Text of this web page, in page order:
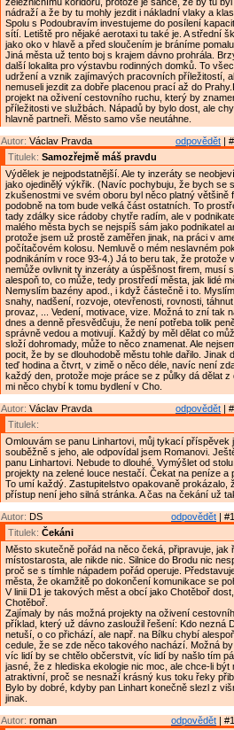
nádraží a že by tu mohly jezdit i nákladní vlaky a
Spolu s Podoubravím investujeme do posílení
sítí. Letiště pro nějaké aerotaxi tu také je. A střední
jako oko v hlavě a před sloučením je bráníme
Jiná města už tento boj s krajem dávno prohrála.
další lokalita pro výstavbu rodinných domků. To
udržení a vznik zajímavých pracovních příležitostí,
nemuseli jezdit za dobře placenou prací až do
projekt na oživení cestovního ruchu, který by
příležitosti ve službách. Nápadů by bylo dost, ale
hlavně partneři. Město samo vše neutáhne.
odpovědět |
Autor: Václav Pravda
Titulek: Samozřejmě máš pravdu
Výdělek je nejpodstatnější. Ale ty inzeráty se
jako ojedinělý výkřik. (Navíc pochybuju, že bych se
zkušenostmi ve svém oboru byl něco platný většině
podobně na tom bude velká část ostatních. To
tady zdálky sice rádoby chytře radím, ale v
malého města bych se nejspíš sám jako podnikatel
protože jsem už prostě zaměřen jinak, na práci v
počítačovém kolosu. Nemluvě o mém neslavném
podnikáním v roce 93-4.) Já to beru tak, že protože
nemůže ovlivnit ty inzeráty a úspěšnost firem, musí
alespoň to, co může, tedy prostředí města, jak lidé
Nemyslím bazény apod., i když částečně i to.
snahy, nadšení, rozvoje, otevřenosti, rovnosti,
provaz, ... Vedení, motivace, vize. Možná to zní tak
dnes a denně přesvědčuju, že není potřeba tolik
správně vedou a motivují. Každý by měl dělat co
složí dohromady, může to něco znamenat. Ale
pocit, že by se dlouhodobě městu tohle dařilo. Jinak
teď hodina a čtvrt, v zimě o něco déle, navíc není
každý den, protože moje práce se z půlky dá dělat z
mi něco chybí k tomu bydlení v Cho.
odpovědět |
Autor: Václav Pravda
Titulek:
Omlouvám se panu Linhartovi, můj tykací příspěvek
souběžně s jeho, ale odpovídal jsem Romanovi.
panu Linhartovi. Nebude to dlouhé. Vymýšlet od
projekty na zelené louce nestačí. Čekat na peníze a
To umí každý. Zastupitelstvo opakovaně prokázalo,
přístup není jeho silná stránka. A čas na čekání už
odpovědět |
Autor: DS
Titulek: Čekáni
Město skutečně pořád na něco čeká, připravuje, jak
místostarosta, ale nikde nic. Silnice do Brodu nic
proč se s tímhle nápadem pořád operuje.
města, že okamžitě po dokončení komunikace se
V linii D1 je takových měst a obcí jako Chotěboř
Chotěboř.
Zajímaly by nás možná projekty na oživení
příklad, který už dávno zasloužil řešení: Kdo nezná
netuší, o co přichází, ale např. na Bílku chybí
cedule, že se zde něco takového nachází. Možná
víc lidí by se chtělo občerstvit, víc lidí by našlo tím
jasné, že z hlediska ekologie nic moc, ale chce-li být
atraktivní, proč se nesnaží krásný kus toku řeky
Bylo by dobré, kdyby pan Linhart konečně slezl z
jinak.
odpovědět |
Autor: roman